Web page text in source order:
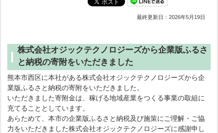
最終更新日：2026年5月19日
株式会社オジックテクノロジーズから企業版ふるさ
と納税の寄附をいただきました
熊本市西区に本社がある株式会社オジックテクノロジーズから企
業版ふるさと納税の寄附をいただきました。
いただきました寄附金は、稼げる地域産業をつくる事業の取組に
充てることとしています。
あらためて、本市の企業版ふるさと納税及び施策にご理解・ご協
力をいただきました株式会社オジックテクノロジーズに感謝申し